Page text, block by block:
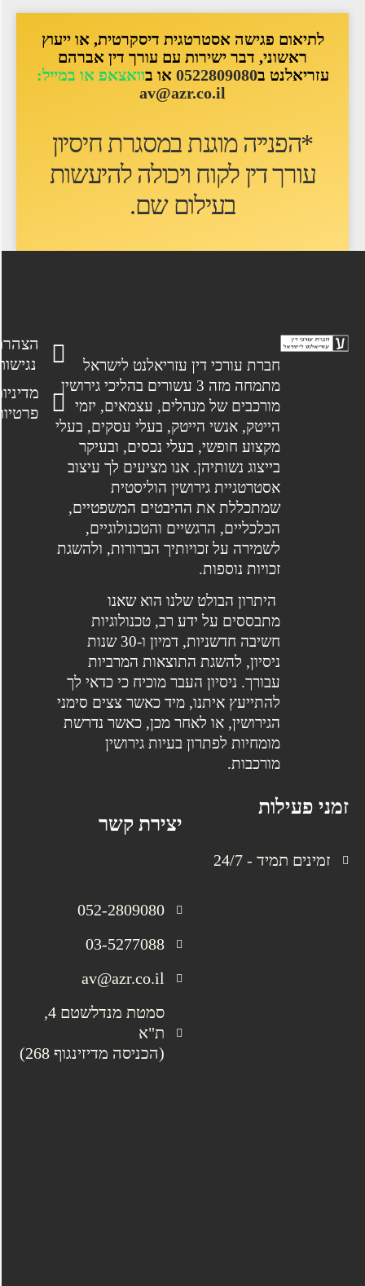
לתיאום פגישה אסטרטגית דיסקרטית, או ייעוץ
ראשוני, דבר ישירות עם עורך דין אברהם
עזריאלנט ב0522809080או בוואצאפ או במייל:
av@azr.co.il
*הפנייה מוגנת במסגרת חיסיון
עורך דין לקוח ו יכולה להיעשות
בעילום שם.
חברת עורכי דין עזריאלנט לישראל
מתמחה מזה 3 עשורים בהליכי גירושין
מורכבים של מנהלים, עצמאים, יזמי
הייטק, אנשי הייטק, בעלי עסקים, בעלי
מקצוע חופשי, בעלי נכסים, ובעיקר
בייצוג נשותיהן. אנו מציעים לך עיצוב
אסטרטגיית גירושין הוליסטית
שמתכללת את ההיבטים המשפטיים,
הכלכליים, הרגשיים והטכנולוגיים,
לשמירה על זכויותיך הברורות, ולהשגת
זכויות נוספות.
היתרון הבולט שלנו הוא שאנו
מתבססים על ידע רב, טכנולוגיות
חשיבה חדשניות, דמיון ו-30 שנות
ניסיון, להשגת התוצאות המרביות
עבורך. ניסיון העבר מוכיח כי כדאי לך
להתייעץ איתנו, מיד כאשר צצים סימני
הגירושין, או לאחר מכן, כאשר נדרשת
מומחיות לפתרון בעיות גירושין
מורכבות.
הצהרת
נגישות
מדיניות
פרטיות
זמני פעילות
זמינים תמיד - 24/7
יצירת קשר
052-2809080
03-5277088
av@azr.co.il
סמטת מנדלשטם 4,
ת"א
(הכניסה מדיזינגוף 268)